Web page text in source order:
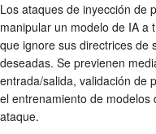
Los ataques de inyección de
manipular un modelo de IA a
que ignore sus directrices de
deseadas. Se previenen
entrada/salida, validación de
el entrenamiento de
ataque.